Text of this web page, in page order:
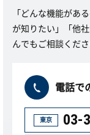
「どんな機能があ
が知りたい」「他
んでもご相談くださ
電話で
東京 03-